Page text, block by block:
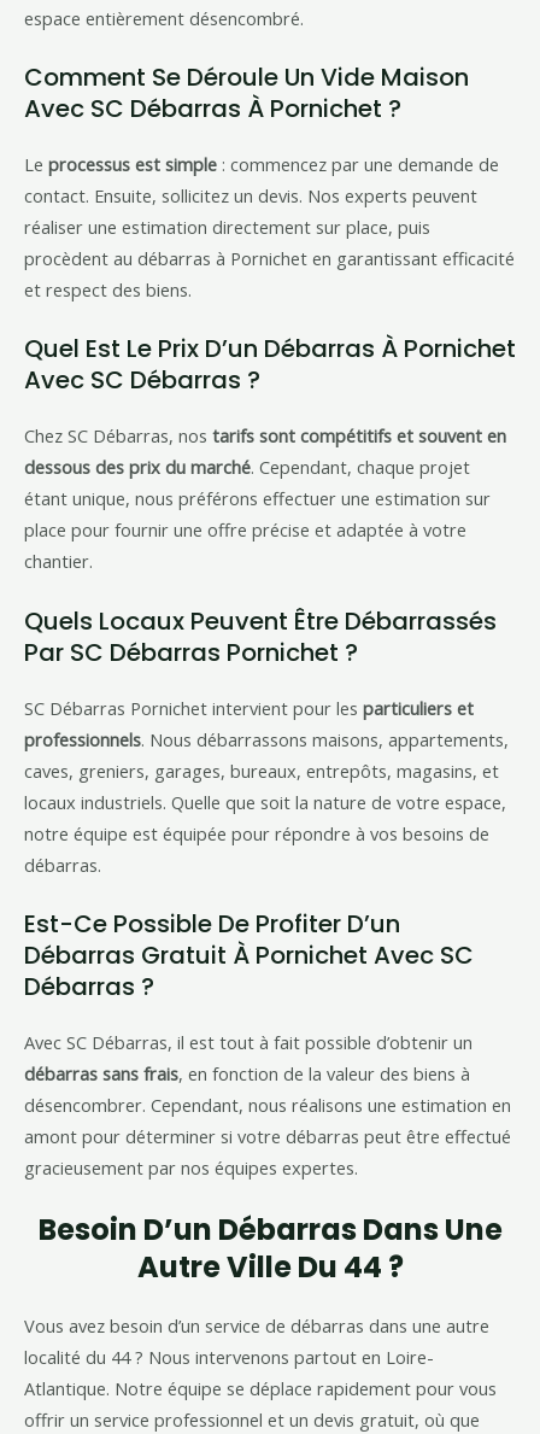
espace entièrement désencombré.
Comment Se Déroule Un Vide Maison
Avec SC Débarras À Pornichet ?
Le processus est simple : commencez par une demande de
contact. Ensuite, sollicitez un devis. Nos experts peuvent
réaliser une estimation directement sur place, puis
procèdent au débarras à Pornichet en garantissant efficacité
et respect des biens.
Quel Est Le Prix D’un Débarras À Pornichet
Avec SC Débarras ?
Chez SC Débarras, nos tarifs sont compétitifs et souvent en
dessous des prix du marché. Cependant, chaque projet
étant unique, nous préférons effectuer une estimation sur
place pour fournir une offre précise et adaptée à votre
chantier.
Quels Locaux Peuvent Être Débarrassés
Par SC Débarras Pornichet ?
SC Débarras Pornichet intervient pour les particuliers et
professionnels. Nous débarrassons maisons, appartements,
caves, greniers, garages, bureaux, entrepôts, magasins, et
locaux industriels. Quelle que soit la nature de votre espace,
notre équipe est équipée pour répondre à vos besoins de
débarras.
Est-Ce Possible De Profiter D’un
Débarras Gratuit À Pornichet Avec SC
Débarras ?
Avec SC Débarras, il est tout à fait possible d’obtenir un
débarras sans frais, en fonction de la valeur des biens à
désencombrer. Cependant, nous réalisons une estimation en
amont pour déterminer si votre débarras peut être effectué
gracieusement par nos équipes expertes.
Besoin D’un Débarras Dans Une
Autre Ville Du 44 ?
Vous avez besoin d’un service de débarras dans une autre
localité du 44 ? Nous intervenons partout en Loire-
Atlantique. Notre équipe se déplace rapidement pour vous
offrir un service professionnel et un devis gratuit, où que